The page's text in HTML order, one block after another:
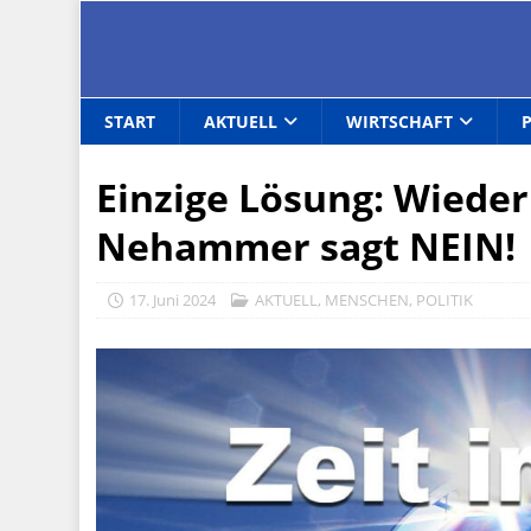
START AKTUELL WIRTSCHAFT
Einzige Lösung:
Nehammer sagt NEIN!
17. Juni 2024 AKTUELL, MENSCHEN, POLITIK